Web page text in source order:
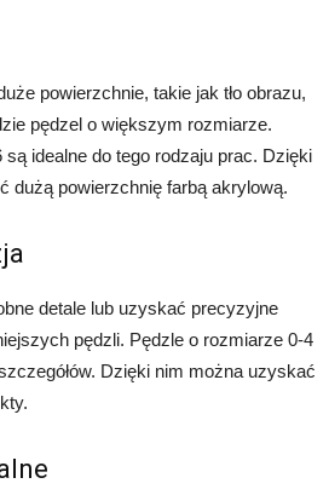
powierzchnie, takie jak tło obrazu,
pędzel o większym rozmiarze.
idealne do tego rodzaju prac. Dzięki
dużą powierzchnię farbą akrylową.
detale lub uzyskać precyzyjne
pędzli. Pędzle o rozmiarze 0-4
Dzięki nim można uzyskać